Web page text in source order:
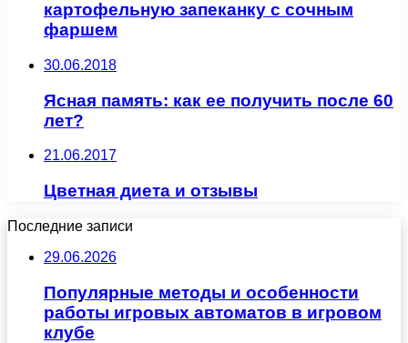
картофельную запеканку с сочным
фаршем
30.06.2018
Ясная память: как ее получить после 60
лет?
21.06.2017
Цветная диета и отзывы
Последние записи
29.06.2026
Популярные методы и особенности
работы игровых автоматов в игровом
клубе